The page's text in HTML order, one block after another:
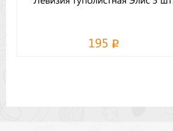
195